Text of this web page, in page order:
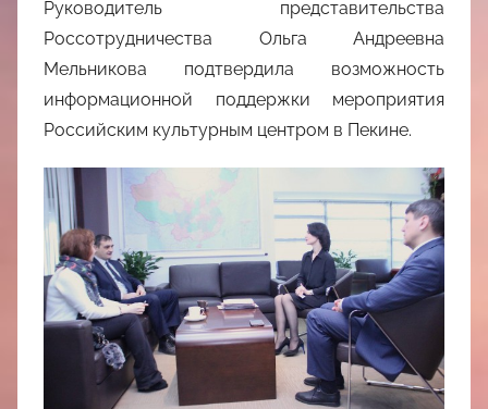
Руководитель представительства
Россотрудничества Ольга Андреевна
Мельникова подтвердила возможность
информационной поддержки мероприятия
Российским культурным центром в Пекине.